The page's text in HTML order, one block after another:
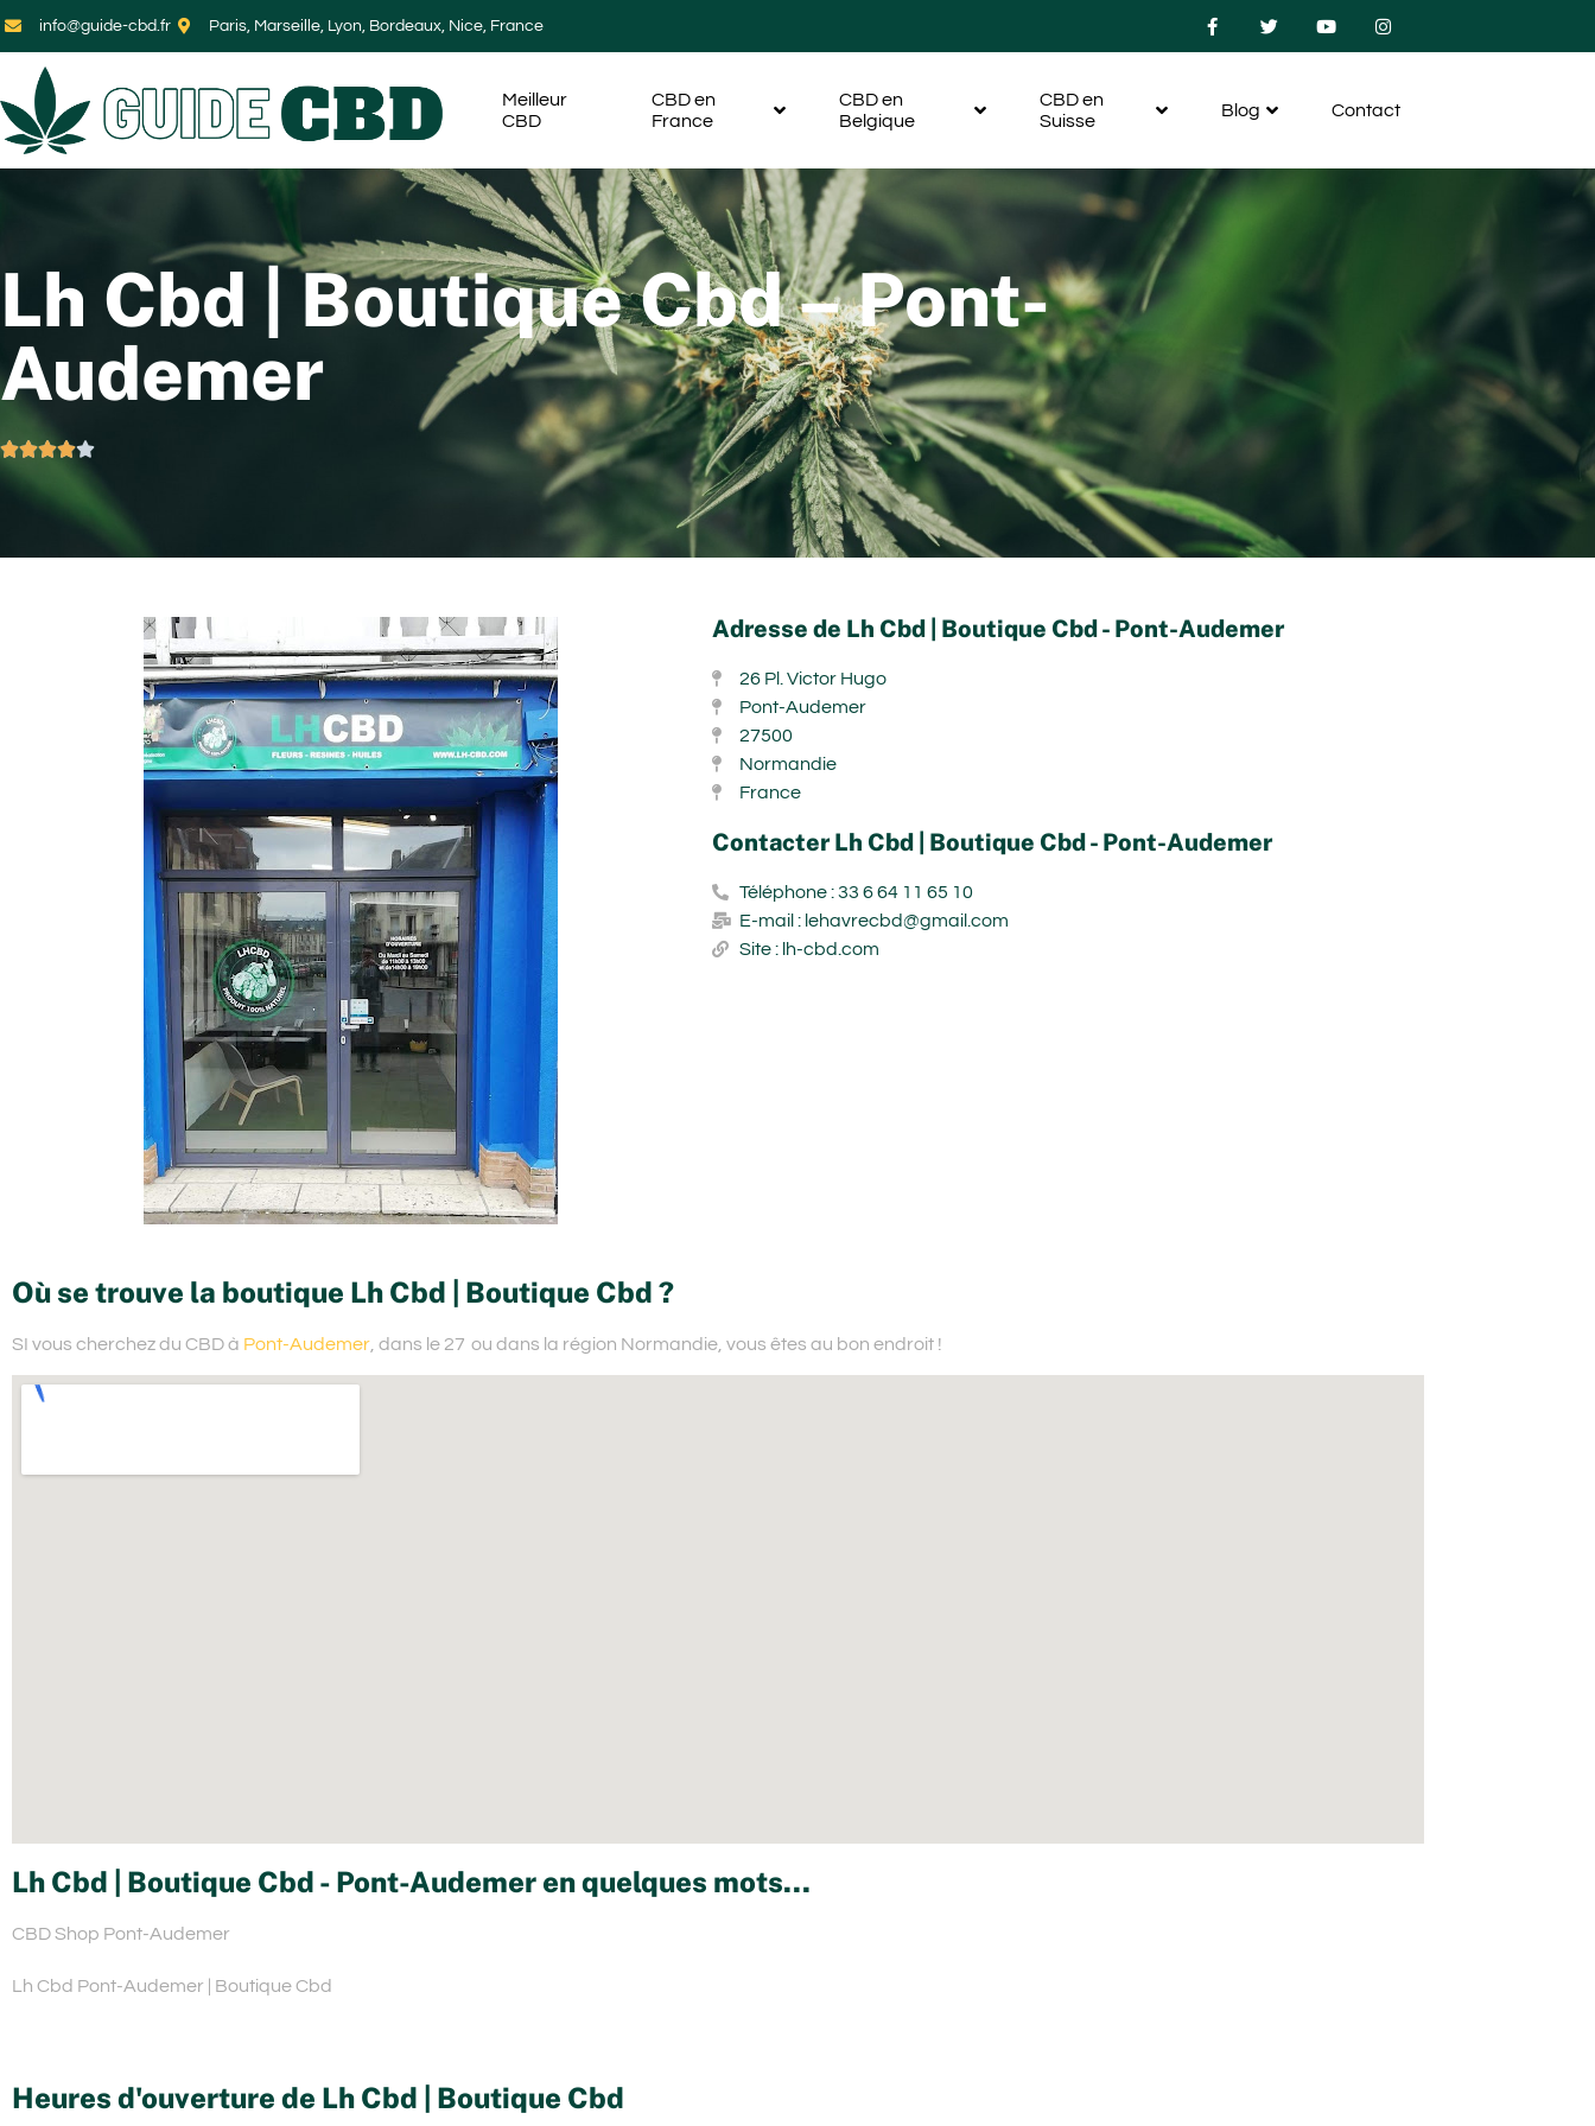
info@guide-cbd.fr Paris, Marseille, Lyon, Bordeaux, Nice, France
Meilleur
CBD
CBD en
France
CBD en
Belgique
CBD en
Suisse
Blog Contact
Lh Cbd | Boutique Cbd – Pont-
Audemer

Adresse de Lh Cbd | Boutique Cbd - Pont-Audemer
26 Pl. Victor Hugo
Pont-Audemer
27500
Normandie
France
Contacter Lh Cbd | Boutique Cbd - Pont-Audemer
Téléphone : 33 6 64 11 65 10
E-mail : lehavrecbd@gmail.com
Site : lh-cbd.com
Où se trouve la boutique Lh Cbd | Boutique Cbd ?
SI vous cherchez du CBD à Pont-Audemer , dans le 27 ou dans la région Normandie, vous êtes au bon endroit !
Lh Cbd | Boutique Cbd - Pont-Audemer en quelques mots...
CBD Shop Pont-Audemer
Lh Cbd Pont-Audemer | Boutique Cbd
Heures d'ouverture de Lh Cbd | Boutique Cbd